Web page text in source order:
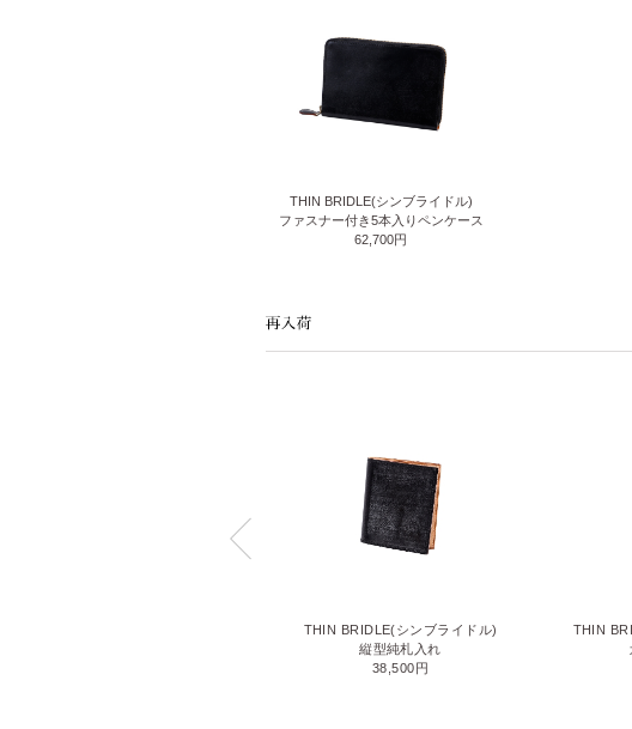
THIN BRIDLE(シンブライドル)
ファスナー付き5本入りペンケース
62,700円
THIN BRIDLE(シンブライドル)
縦型純札入れ
38,500円
THIN